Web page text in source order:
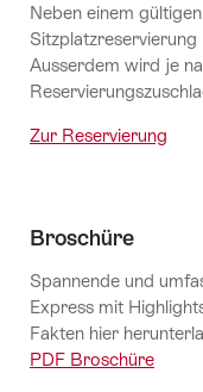
Neben einem
Ausserdem wird je
Zur Reservierung
Broschüre
Spannende und
Express mit
Fakten hier
PDF Broschüre